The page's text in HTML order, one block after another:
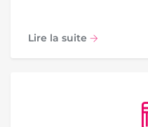
Lire la suite